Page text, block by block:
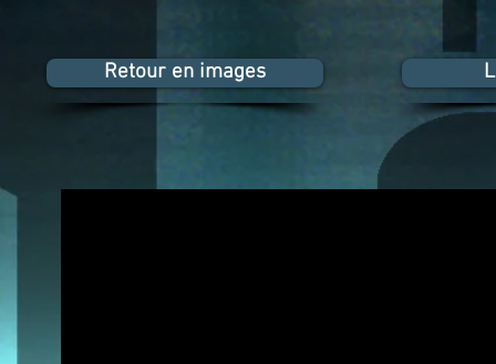
Retour en images